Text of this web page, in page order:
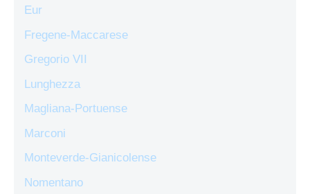
Eur
Fregene-Maccarese
Gregorio VII
Lunghezza
Magliana-Portuense
Marconi
Monteverde-Gianicolense
Nomentano